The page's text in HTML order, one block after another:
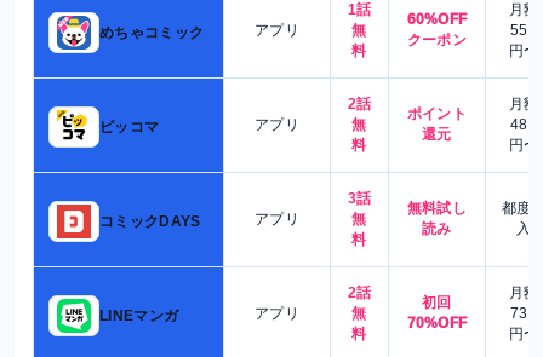
めちゃコミック アプリ
1話
無
料
60%OFF
クーポン
月額
550
円〜
ピッコマ アプリ
2話
無
料
ポイント
還元
月額
480
円〜
コミックDAYS アプリ
3話
無
料
無料試し
読み
都度
入
LINEマンガ アプリ
2話
無
料
初回
70%OFF
月額
730
円〜